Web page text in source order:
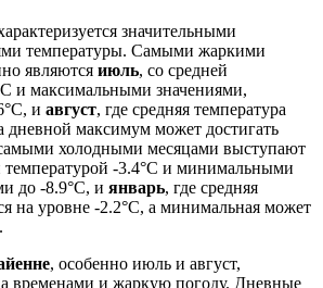
значительными
температуры. Самыми жаркими
являются июль, со средней
и максимальными значениями,
и август, где средняя температура
дневной максимум может достигать
холодными месяцами выступают
температурой -3.4°C и минимальными
до -8.9°C, и январь, где средняя
на уровне -2.2°C, а минимальная может
, особенно июль и август,
временами и жаркую погоду. Дневные